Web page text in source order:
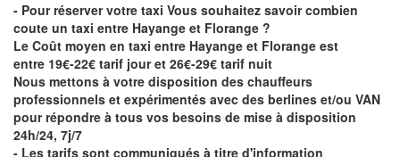
- Pour réserver votre taxi Vous souhaitez savoircombien
coute un taxi entre Hayange et Florange ?
Le Coût moyen en taxi entre Hayange et Florange est
entre 19€-22€ tarif jour et 26€-29€ tarif nuit
Nous mettons à votre disposition des chauffeurs
professionnels et expérimentés avec des berlines et/ou VAN
pour répondre à tous vos besoins de mise à disposition
24h/24, 7j/7
- Les tarifs sont communiqués à titre d'information